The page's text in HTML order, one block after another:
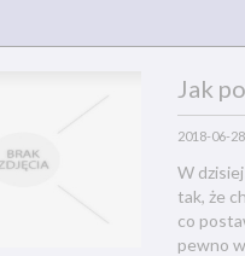
Jak
2018-06-28
W
tak, że
co
pewno